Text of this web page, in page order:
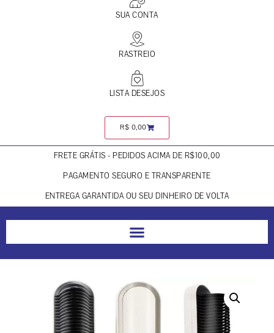
SUA CONTA
RASTREIO
LISTA DESEJOS
R$ 0,00
FRETE GRÁTIS - PEDIDOS ACIMA DE R$100,00
PAGAMENTO SEGURO E TRANSPARENTE
ENTREGA GARANTIDA OU SEU DINHEIRO DE VOLTA